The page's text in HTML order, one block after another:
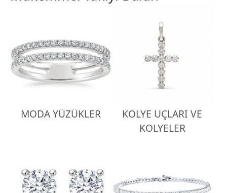
MODA YÜZÜKLER
KOLYE UÇLARI VE
KOLYELER